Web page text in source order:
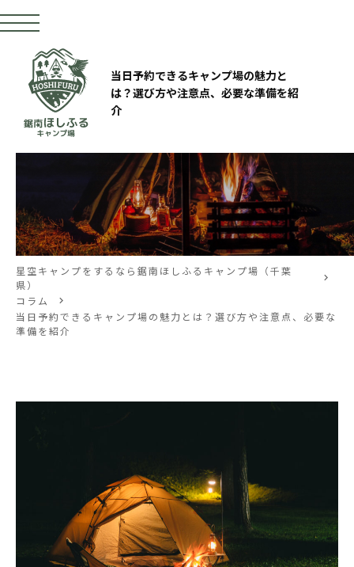
当日予約できるキャンプ場の魅力と
は？選び方や注意点、必要な準備を紹
介
星空キャンプをするなら鋸南ほしふるキャンプ場（千葉
県）
コラム
当日予約できるキャンプ場の魅力とは？選び方や注意点、必要な
準備を紹介